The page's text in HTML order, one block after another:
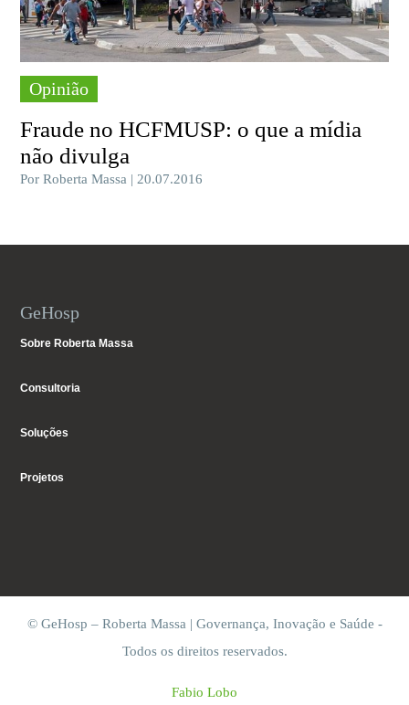
Opinião
Fraude no HCFMUSP: o que a mídia
não divulga
Por Roberta Massa | 20.07.2016
GeHosp
Sobre Roberta Massa
Consultoria
Soluções
Projetos
© GeHosp – Roberta Massa | Governança, Inovação e Saúde -
Todos os direitos reservados.
Fabio Lobo